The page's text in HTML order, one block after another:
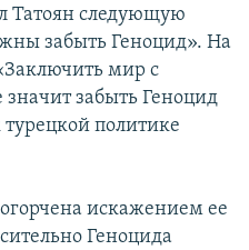
Татоян следующую
забыть Геноцид». На
мир с
забыть Геноцид
политике
искажением ее
Геноцида